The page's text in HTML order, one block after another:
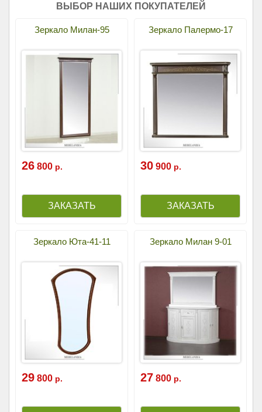
ВЫБОР НАШИХ ПОКУПАТЕЛЕЙ
Зеркало Милан-95
26 800 р.
Зеркало Палермо-17
30 900 р.
Зеркало Юта-41-11
29 800 р.
Зеркало Милан 9-01
27 800 р.